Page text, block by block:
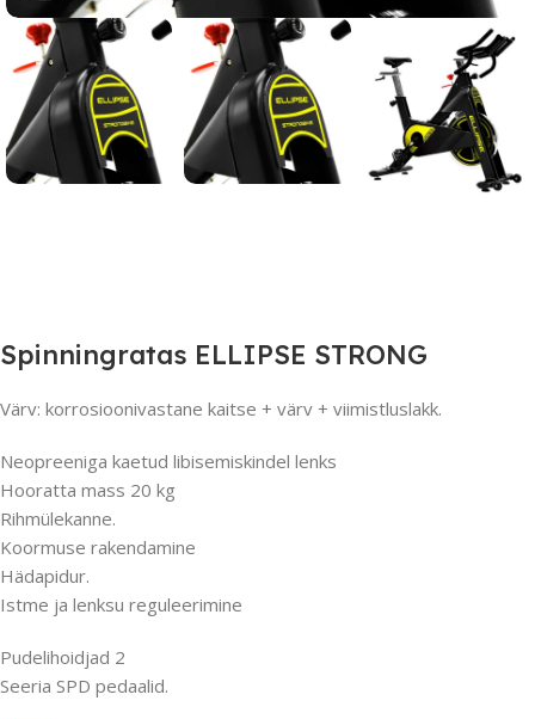
Spinningratas ELLIPSE STRONG
Värv: korrosioonivastane kaitse + värv + viimistluslakk.
Neopreeniga kaetud libisemiskindel lenks
Hooratta mass 20 kg
Rihmülekanne.
Koormuse rakendamine
Hädapidur.
Istme ja lenksu reguleerimine
Pudelihoidjad 2
Seeria SPD pedaalid.